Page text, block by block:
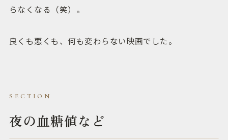
らなくなる（笑）。
良くも悪くも、何も変わらない映画でした。
夜の血糖値など